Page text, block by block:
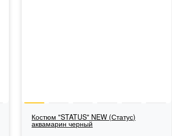
Костюм "STATUS" NEW (Статус)
аквамарин черный